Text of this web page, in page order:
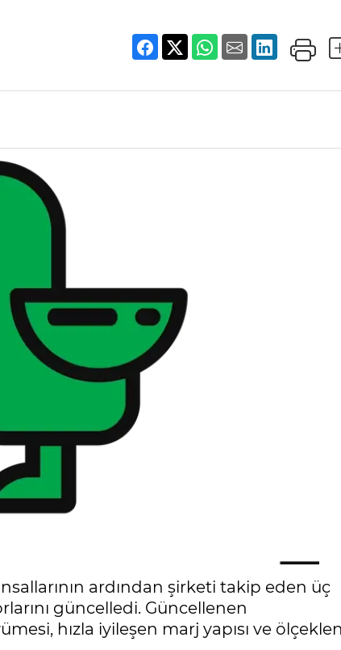
ardından şirketi takip eden üç
güncelledi. Güncellenen
hızla iyileşen marj yapısı ve